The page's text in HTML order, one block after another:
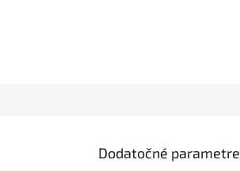
Dodatočné parametre